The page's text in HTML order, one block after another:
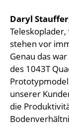
Daryl Stauffer
stehen vor
Genau das
des 1043T
unserer
die